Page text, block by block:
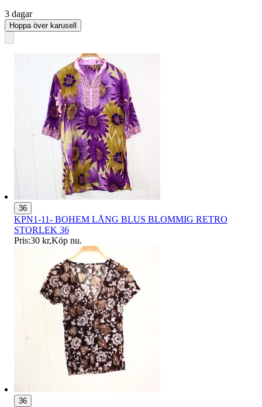
3 dagar
Hoppa över karusell
36
KPN1-11- BOHEM LÅNG BLUS BLOMMIG RETRO
STORLEK 36
Pris:30 kr,Köp nu.
36